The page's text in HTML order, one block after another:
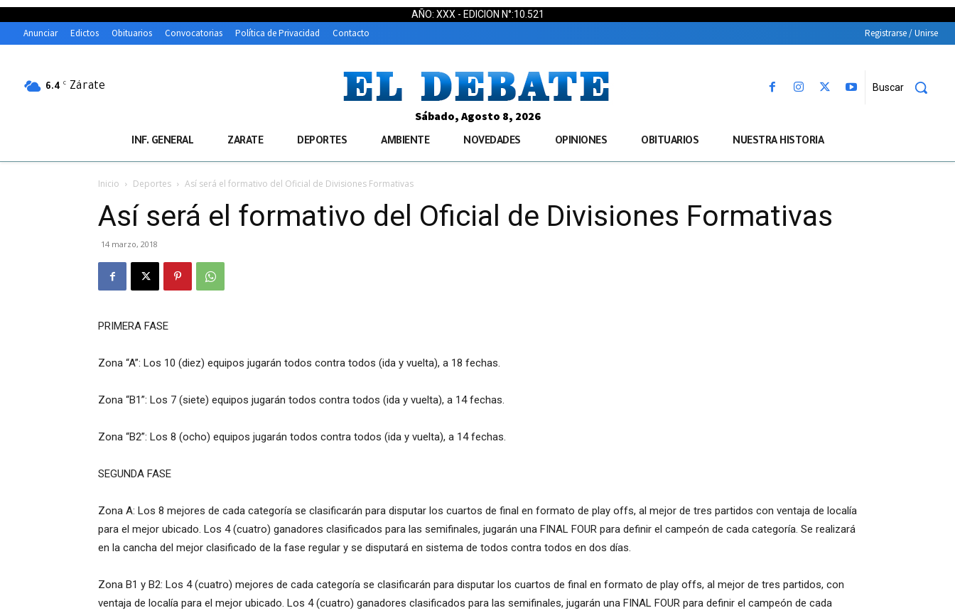
AÑO: XXX - EDICION N°:10.521
Anunciar Edictos Obituarios Convocatorias Política de Privacidad Contacto Registrarse / Unirse
6.4 C Zárate Buscar
Sábado, Agosto 8, 2026
INF. GENERAL ZARATE DEPORTES AMBIENTE NOVEDADES OPINIONES OBITUARIOS NUESTRA HISTORIA
Inicio Deportes Así será el formativo del Oficial de Divisiones Formativas
Así será el formativo del Oficial de Divisiones Formativas
14 marzo, 2018
PRIMERA FASE
Zona “A”: Los 10 (diez) equipos jugarán todos contra todos (ida y vuelta), a 18 fechas.
Zona “B1”: Los 7 (siete) equipos jugarán todos contra todos (ida y vuelta), a 14 fechas.
Zona “B2”: Los 8 (ocho) equipos jugarán todos contra todos (ida y vuelta), a 14 fechas.
SEGUNDA FASE
Zona A: Los 8 mejores de cada categoría se clasificarán para disputar los cuartos de final en formato de play offs, al mejor de tres partidos con ventaja de localía
para el mejor ubicado. Los 4 (cuatro) ganadores clasificados para las semifinales, jugarán una FINAL FOUR para definir el campeón de cada categoría. Se realizará
en la cancha del mejor clasificado de la fase regular y se disputará en sistema de todos contra todos en dos días.
Zona B1 y B2: Los 4 (cuatro) mejores de cada categoría se clasificarán para disputar los cuartos de final en formato de play offs, al mejor de tres partidos, con
ventaja de localía para el mejor ubicado. Los 4 (cuatro) ganadores clasificados para las semifinales, jugarán una FINAL FOUR para definir el campeón de cada